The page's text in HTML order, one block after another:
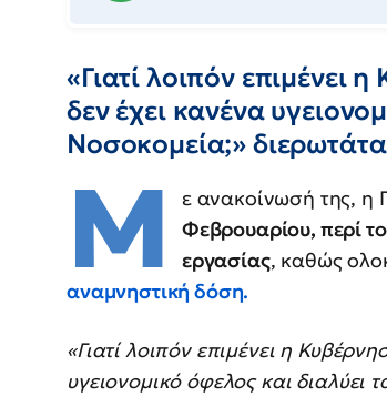
«Γιατί λοιπόν επιμένει
δεν έχει κανένα
Νοσοκομεία;»
Μ ε ανακοίνωσή της,
Φεβρουαρίου, περί
εργασίας, καθώς
αναμνηστική δόση.
«Γιατί λοιπόν επιμένει η
υγειονομικό όφελος και διαλύει